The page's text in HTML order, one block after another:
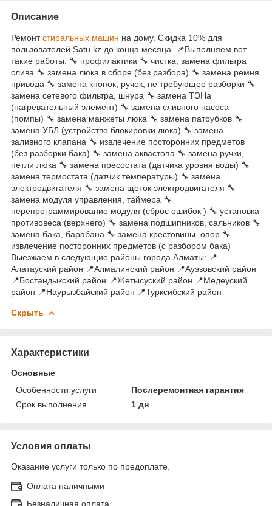
Описание
Ремонтстиральных машин на дому. Скидка 10% для
пользователей Satu.kz до конца месяца. 📌Выполняем вот
такие работы: 🔧 профилактика 🔧 чистка, замена фильтра
слива 🔧 замена люка в сборе (без разбора) 🔧 замена ремня
привода 🔧 замена кнопок, ручек, не требующее разборки 🔧
замена сетевого фильтра, шнура 🔧 замена ТЭНа
(нагревательный элемент) 🔧 замена сливного насоса
(помпы) 🔧 замена манжеты люка 🔧 замена патрубков 🔧
замена УБЛ (устройство блокировки люка) 🔧 замена
заливного клапана 🔧 извлечение посторонних предметов
(без разборки бака) 🔧 замена аквастопа 🔧 замена ручки,
петли люка 🔧 замена пресостата (датчика уровня воды) 🔧
замена термостата (датчик температуры) 🔧 замена
электродвигателя 🔧 замена щеток электродвигателя 🔧
замена модуля управления, таймера 🔧
перепрограммирование модуля (сброс ошибок ) 🔧 установка
противовеса (верхнего) 🔧 замена подшипников, сальников 🔧
замена бака, барабана 🔧 замена крестовины, опор 🔧
извлечение посторонних предметов (с разбором бака)
Выезжаем в следующие районы города Алматы: 📍
Алатауский район 📍Алмалинский район 📍Ауэзовский район
📍Бостандыкский район 📍Жетысуский район 📍Медеуский
район 📍Наурызбайский район 📍Турксибский район
Скрыть
Характеристики
Основные
Особенности услуги
Послеремонтная гарантия
Срок выполнения
1 дн
Условия оплаты
Оказание услуги только по предоплате.
Оплата наличными
Безналичная оплата